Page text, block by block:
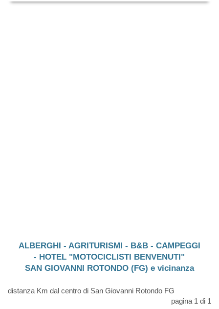
ALBERGHI - AGRITURISMI - B&B - CAMPEGGI
- HOTEL "MOTOCICLISTI BENVENUTI"
SAN GIOVANNI ROTONDO (FG) e vicinanza
distanza Km dal centro di San Giovanni Rotondo FG
pagina 1 di 1